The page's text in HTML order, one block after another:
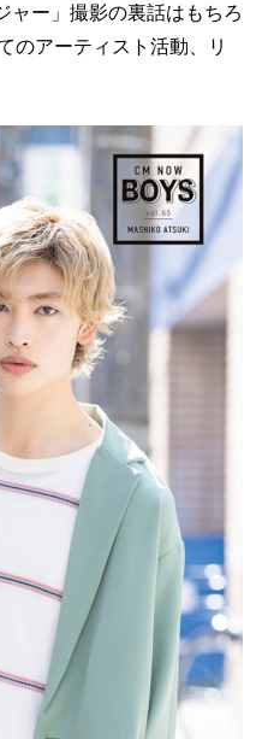
ャー」撮影の裏話はもちろ
のアーティスト活動、リ